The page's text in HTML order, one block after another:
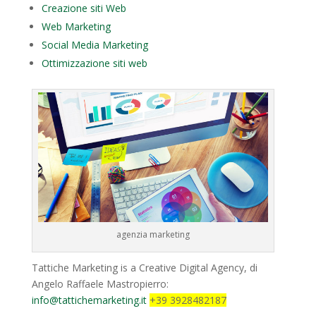
Creazione siti Web
Web Marketing
Social Media Marketing
Ottimizzazione siti web
agenzia marketing
Tattiche Marketing is a Creative Digital Agency, di
Angelo Raffaele Mastropierro:
info@tattichemarketing.it +39 3928482187